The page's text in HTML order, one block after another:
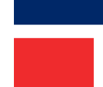
ESTA Artiklar